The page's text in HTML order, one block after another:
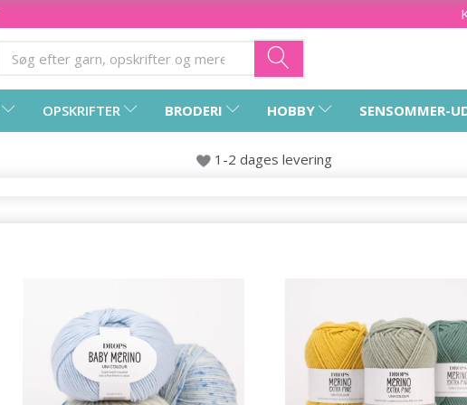
OPSKRIFTER BRODERI HOBBY SENSOMMER-
1-2 dages levering